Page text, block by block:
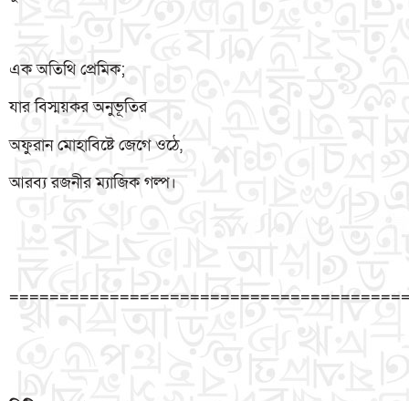
এক অতিথি প্রেমিক;
যার বিস্ময়কর অনুভূতির
অফুরান মোহাবিষ্টে জেগে ওঠে,
আরব্য রজনীর ম্যাজিক গল্প।